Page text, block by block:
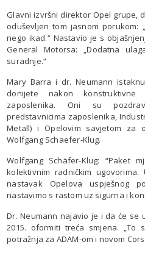
Glavni izvršni direktor Opel grupe,
oduševljen tom jasnom porukom:
nego ikad.“ Nastavio je s
General Motorsa: „Dodatna
suradnje.“
Mary Barra i dr. Neumann
donijete nakon konstruktivne
zaposlenika. Oni su
predstavnicima zaposlenika,
Metall) i Opelovim savjetom za
Wolfgang Schaefer-Klug.
Wolfgang Schäfer-Klug: “Paket
kolektivnim radničkim
nastavak Opelova uspješnog
nastavimo s rastom uz sigurna i
Dr. Neumann najavio je i da će se
2015. oformiti treća smjena. „To
potražnja za ADAM-om i novom